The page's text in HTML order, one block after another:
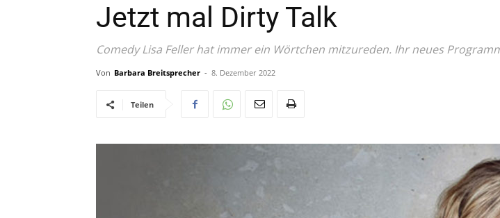
Jetzt mal Dirty Talk
Comedy Lisa Feller hat immer ein Wörtchen mitzureden. Ihr neues
Von Barbara Breitsprecher - 8. Dezember 2022
Teilen